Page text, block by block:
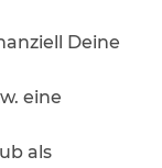
Deine
eine
als